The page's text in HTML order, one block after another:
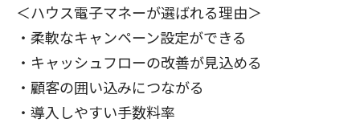
＜ハウス電子マネーが選ばれる理由＞
・柔軟なキャンペーン設定ができる
・キャッシュフローの改善が見込める
・顧客の囲い込みにつながる
・導入しやすい手数料率